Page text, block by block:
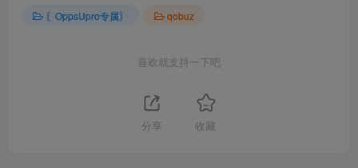
〖OppsUpro专属〗 qobuz
喜欢就支持一下吧
分享 收藏